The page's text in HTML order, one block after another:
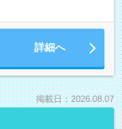
詳細へ
掲載日：2026.08.07